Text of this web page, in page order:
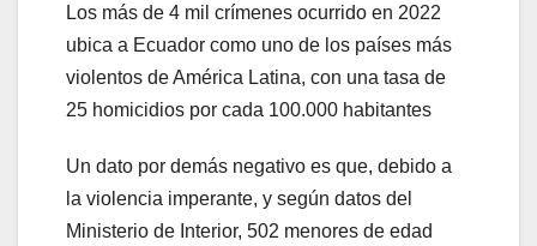
Los más de 4 mil crímenes ocurrido en 2022
ubica a Ecuador como uno de los países más
violentos de América Latina, con una tasa de
25 homicidios por cada 100.000 habitantes
Un dato por demás negativo es que, debido a
la violencia imperante, y según datos del
Ministerio de Interior, 502 menores de edad